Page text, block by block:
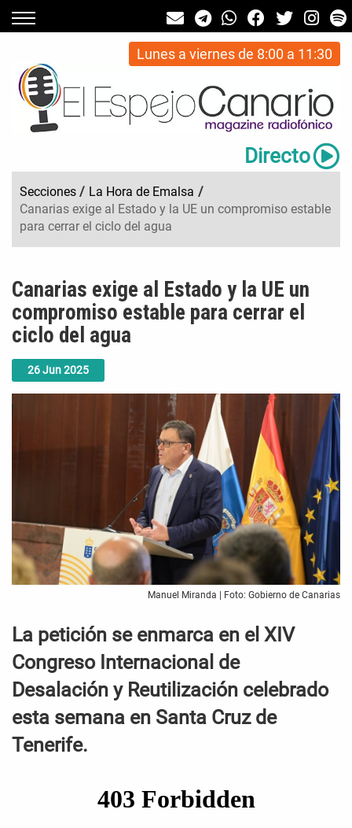
Lunes a viernes de 8:00 a 11:30
Directo
Secciones / La Hora de Emalsa /
Canarias exige al Estado y la UE un compromiso estable
para cerrar el ciclo del agua
26Jun2025
Canarias exige al Estado y la UE un
compromiso estable para cerrar el
ciclo del agua
Manuel Miranda | Foto: Gobierno de Canarias
La petición se enmarca en el XIV
Congreso Internacional de
Desalación y Reutilización celebrado
esta semana en Santa Cruz de
Tenerife.